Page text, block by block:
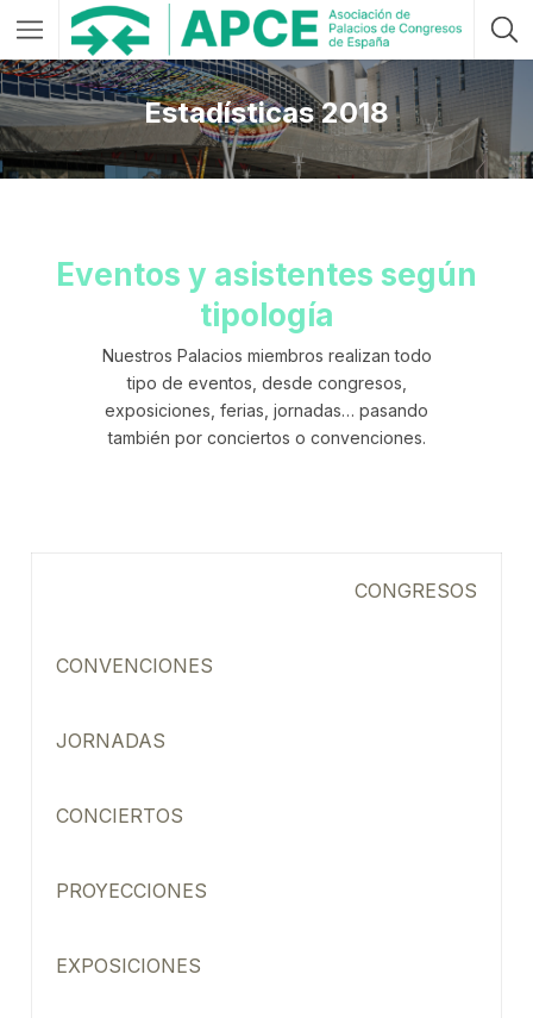
Estadísticas 2018
Eventos y asistentes según
tipología
Nuestros Palacios miembros realizan todo
tipo de eventos, desde congresos,
exposiciones, ferias, jornadas… pasando
también por conciertos o convenciones.
CONGRESOS
CONVENCIONES
JORNADAS
CONCIERTOS
PROYECCIONES
EXPOSICIONES